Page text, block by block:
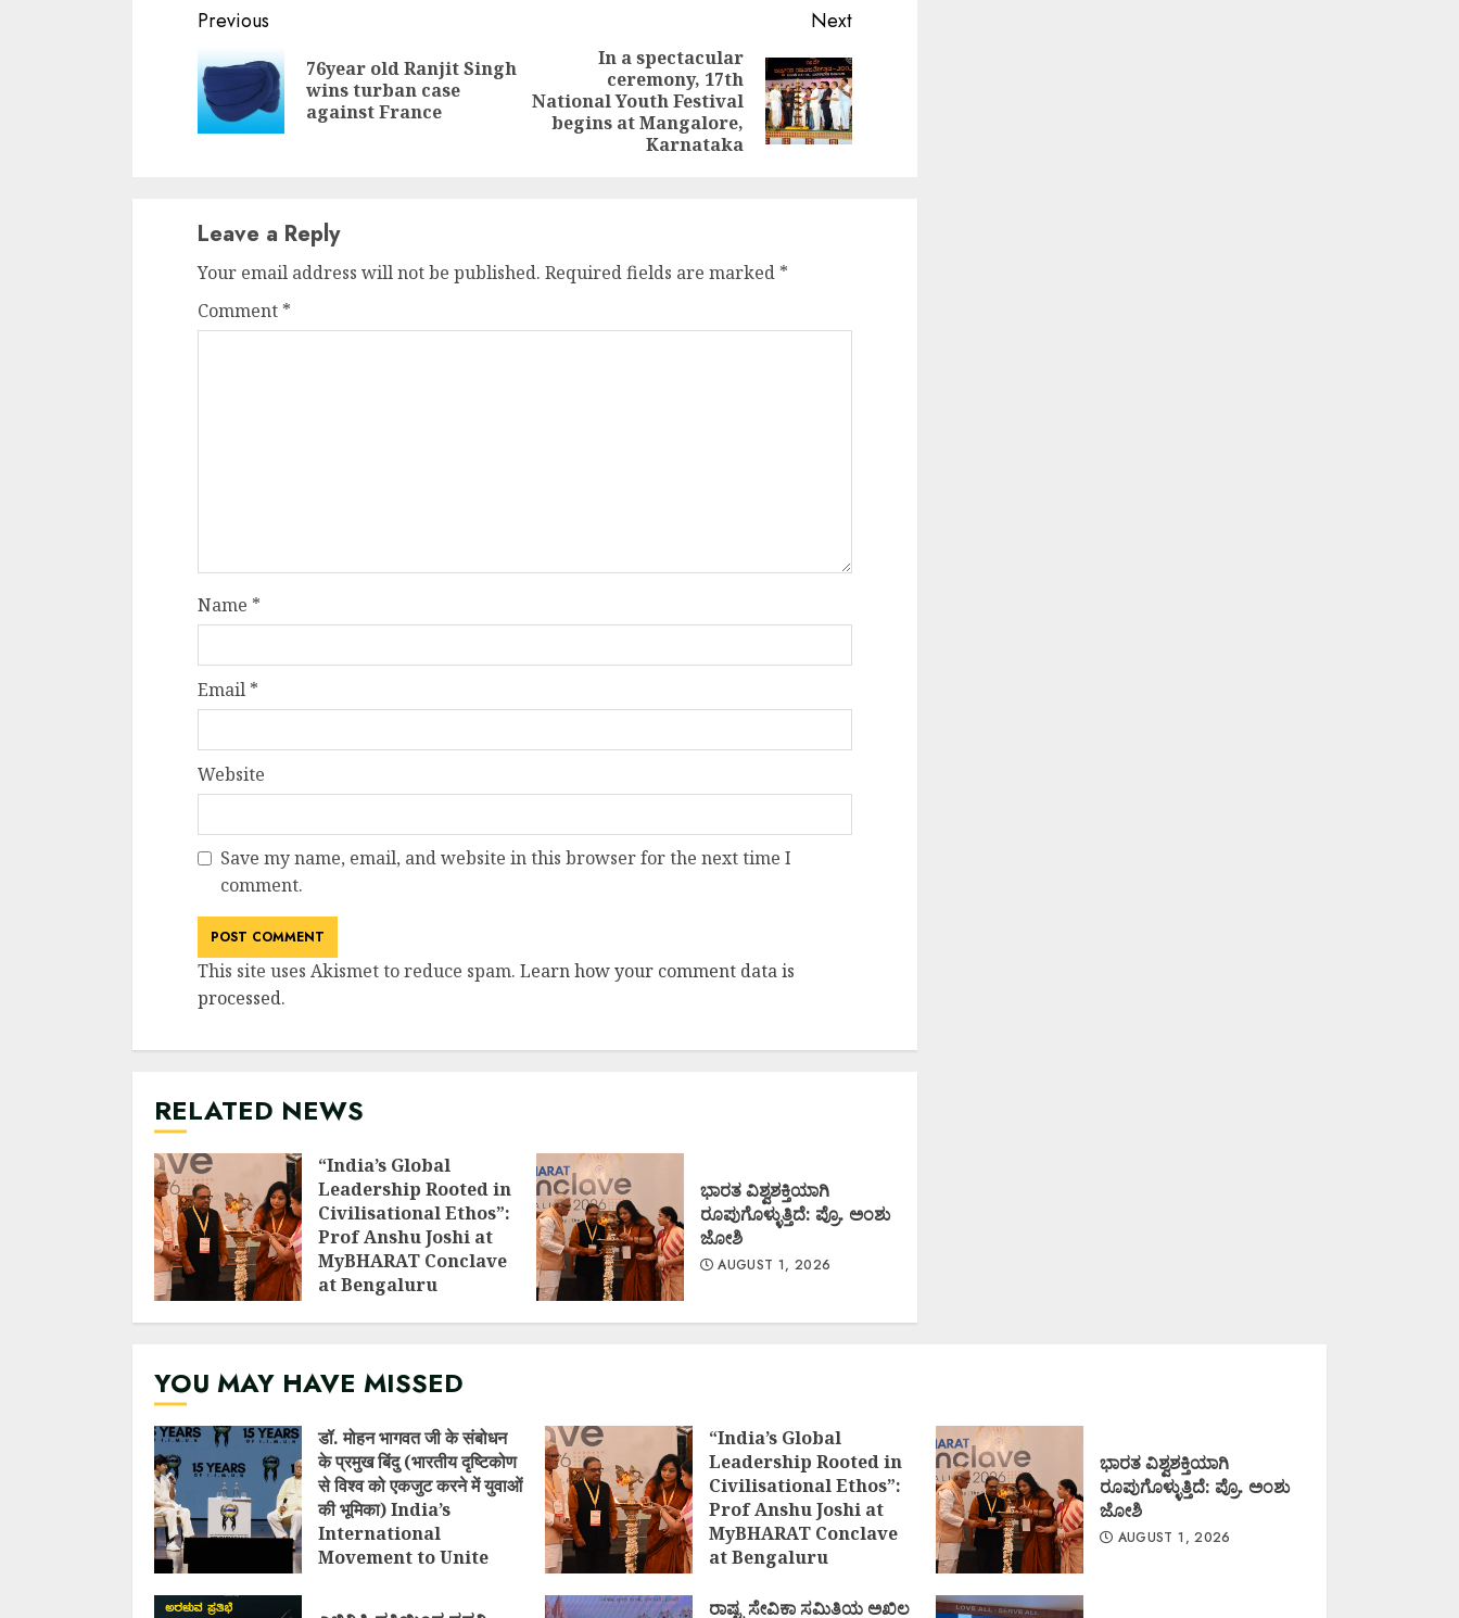
Continue
Reading
Previous
post:
76year old Ranjit Singh
wins turban case
against France
Next
Next
post:
In a spectacular
ceremony, 17th
National Youth Festival
begins at Mangalore,
Karnataka
Leave a Reply
Your email address will not be published. Required fields are marked *
Comment *
Name *
Email *
Website
Save my name, email, and website in this browser for the next time I
comment.
This site uses Akismet to reduce spam. Learn how your comment data is
processed.
RELATED NEWS
“India’s Global
Leadership Rooted in
Civilisational Ethos”:
Prof Anshu Joshi at
MyBHARAT Conclave
at Bengaluru
ಭಾರತ ವಿಶ್ವಶಕ್ತಿಯಾಗಿ
ರೂಪುಗೊಳ್ಳುತ್ತಿದೆ: ಪ್ರೊ. ಅಂಶು
ಜೋಶಿ
AUGUST 1, 2026
YOU MAY HAVE MISSED
डॉ. मोहन भागवत जी के संबोधन
के प्रमुख बिंदु (भारतीय दृष्टिकोण
से विश्व को एकजुट करने में युवाओं
की भूमिका) India’s
International
Movement to Unite
AUGUST 7, 2026
“India’s Global
Leadership Rooted in
Civilisational Ethos”:
Prof Anshu Joshi at
MyBHARAT Conclave
at Bengaluru
ಭಾರತ ವಿಶ್ವಶಕ್ತಿಯಾಗಿ
ರೂಪುಗೊಳ್ಳುತ್ತಿದೆ: ಪ್ರೊ. ಅಂಶು
ಜೋಶಿ
AUGUST 1, 2026
ರಾಷ್ಟ್ರ ಸೇವಿಕಾ ಸಮಿತಿಯ ಅಖಿಲ